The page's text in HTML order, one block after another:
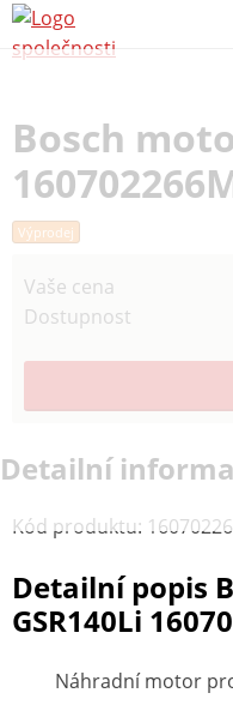
Bosch
Výprodej
Vaše cena
Dostupnost
Detailní
Kód produktu:
Detailní popis
GSR140Li
Náhradní motor